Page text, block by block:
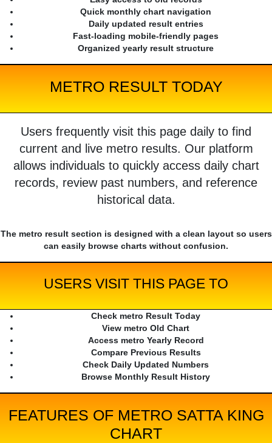
Quick monthly chart navigation
Daily updated result entries
Fast-loading mobile-friendly pages
Organized yearly result structure
METRO RESULT TODAY
Users frequently visit this page daily to find
current and live metro results. Our platform
allows individuals to quickly access daily chart
records, review past numbers, and reference
historical data.
The metro result section is designed with a clean layout so users
can easily browse charts without confusion.
USERS VISIT THIS PAGE TO
Check metro Result Today
View metro Old Chart
Access metro Yearly Record
Compare Previous Results
Check Daily Updated Numbers
Browse Monthly Result History
FEATURES OF METRO SATTA KING
CHART